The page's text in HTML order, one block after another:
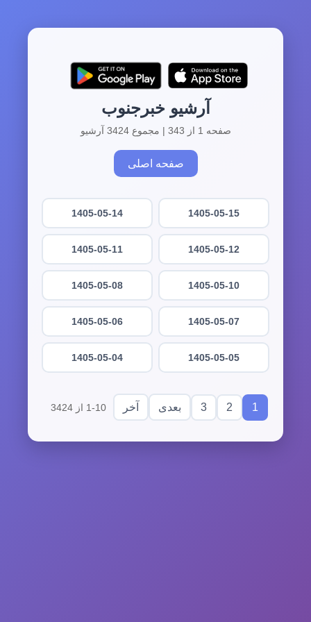
آرشیو خبرجنوب
صفحه 1 از 343 | مجموع 3424 آرشیو
صفحه اصلی
1405-05-15
1405-05-14
1405-05-12
1405-05-11
1405-05-10
1405-05-08
1405-05-07
1405-05-06
1405-05-05
1405-05-04
1
2
3 بعدی آخر 1-10 از 3424